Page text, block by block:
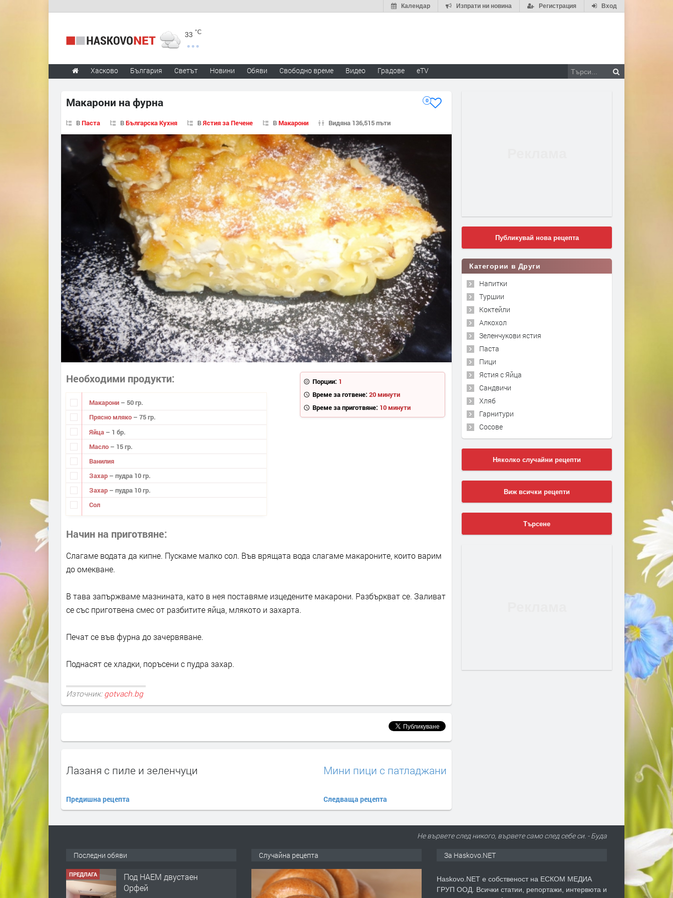
Вход
Регистрация
Изпрати ни новина
Календар
33 °C
Хасково България Светът Новини Обяви Свободно време Видео Градове eTV
Макарони на фурна 0
ВПаста ВБългарска Кухня ВЯстия за Печене ВМакарони Видяна 136,515 пъти
Порции: 1
Време за готвене: 20 минути
Време за приготвяне: 10 минути
Необходими продукти
Макарони – 50 гр.
Прясно мляко – 75 гр.
Яйца – 1 бр.
Масло – 15 гр.
Ванилия
Захар – пудра 10 гр.
Захар – пудра 10 гр.
Сол
Начин на приготвяне
Слагаме водата да кипне. Пускаме малко сол. Във врящата вода слагаме макароните, които варим
до омекване.
В тава запържваме мазнината, като в нея поставяме изцедените макарони. Разбъркват се. Заливат
се със приготвена смес от разбитите яйца, млякото и захарта.
Печат се във фурна до зачервяване.
Поднасят се хладки, поръсени с пудра захар.
Източник: gotvach.bg
Лазаня с пиле и зеленчуци
Предишна рецепта
Мини пици с патладжани
Следваща рецепта
Публикувай нова рецепта
Категории в Други
Напитки
Туршии
Коктейли
Алкохол
Зеленчукови ястия
Паста
Пици
Ястия с Яйца
Сандвичи
Хляб
Гарнитури
Сосове
Няколко случайни рецепти
Виж всички рецепти
Търсене
Не вървете след никого, вървете само след себе си. - Буда
Последни обявиОрфей
Случайна рецепта За Haskovo.NET
Haskovo.NET е собственост на ЕСКОМ МЕДИА
ГРУП ООД. Всички статии, репортажи, интервюта и